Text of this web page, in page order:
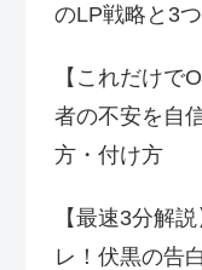
のLP戦略と3
【これだけで
者の不安を自
方・付け方
【最速3分解
レ！伏黒の告